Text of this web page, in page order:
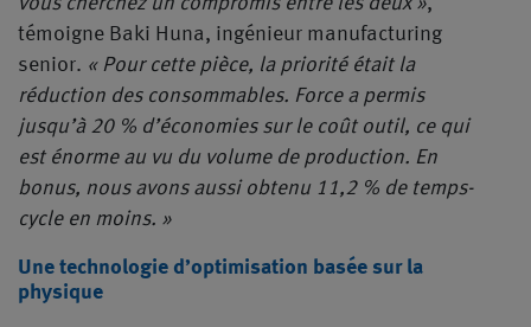
témoigne Baki Huna, ingénieur manufacturing
senior. « Pour cette pièce, la priorité était la
réduction des consommables. Force a permis
jusqu’à 20 % d’économies sur le coût outil, ce qui
est énorme au vu du volume de production. En
bonus, nous avons aussi obtenu 11,2 % de temps-
cycle en moins. »
Une technologie d’optimisation basée sur la
physique